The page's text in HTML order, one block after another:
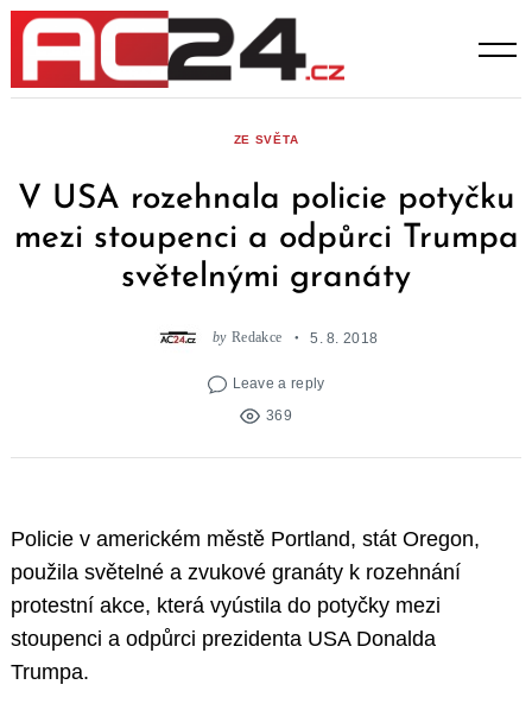
Skip
content
ZE SVĚTA
V USA rozehnala policie potyčku
mezi stoupenci a odpůrci Trumpa
světelnými granáty
by Redakce 5. 8. 2018
Leave a reply
369
Policie v americkém městě Portland, stát Oregon,
použila světelné a zvukové granáty k rozehnání
protestní akce, která vyústila do potyčky mezi
stoupenci a odpůrci prezidenta USA Donalda
Trumpa.